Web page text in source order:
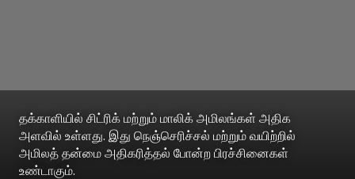
தக்காளியில் சிட்ரிக் மற்றும் மாலிக் அமிலங்கள் அதிக
அளவில் உள்ளது. இது நெஞ்செரிச்சல் மற்றும் வயிற்றில்
அமிலத் தன்மை அதிகரித்தல் போன்ற பிரச்சினைகள்
உண்டாகும்.